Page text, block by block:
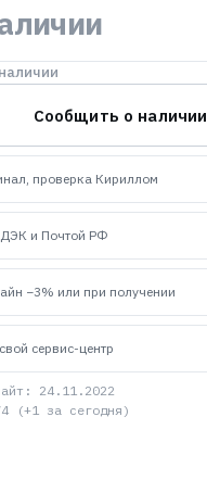
Сообщить о наличии
проверка Кириллом
и Почтой РФ
−3% или при получении
сервис-центр
24.11.2022
(+1 за сегодня)